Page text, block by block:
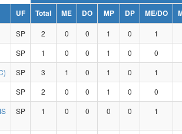
UF Total ME DO MP DP ME/DO
SP 2 0 0 1 0 1
SP 1 0 0 1 0 0
SP 3 1 0 1 0 1
SP 2 0 0 1 0 0
SP 1 0 0 0 0 1